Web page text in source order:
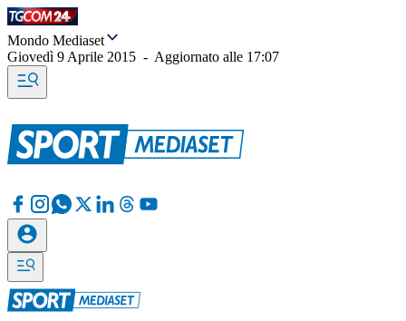
Mondo Mediaset
Giovedì 9 Aprile 2015 - Aggiornato alle 17:07